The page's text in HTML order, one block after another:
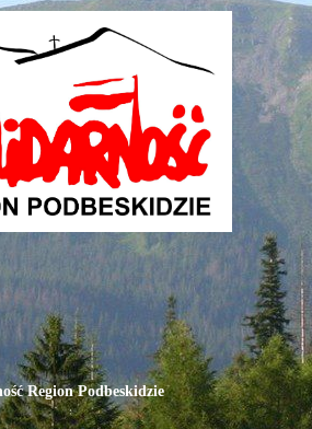
Region Podbeskidzie